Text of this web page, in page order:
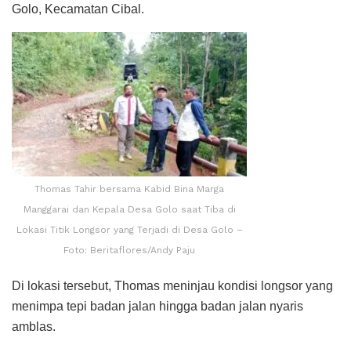
Golo, Kecamatan Cibal.
Thomas Tahir bersama Kabid Bina Marga
Manggarai dan Kepala Desa Golo saat Tiba di
Lokasi Titik Longsor yang Terjadi di Desa Golo –
Foto: Beritaflores/Andy Paju
Di lokasi tersebut, Thomas meninjau kondisi longsor yang
menimpa tepi badan jalan hingga badan jalan nyaris
amblas.